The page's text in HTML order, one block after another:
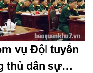
vụ Đội tuyển
thủ dân sự